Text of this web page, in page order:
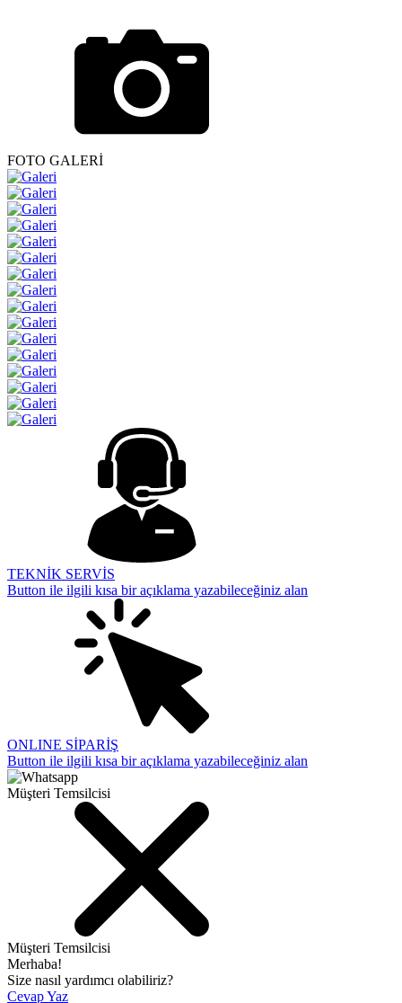
FOTO GALERİ
TEKNİK SERVİS
Button ile ilgili kısa bir açıklama yazabileceğiniz alan
ONLINE SİPARİŞ
Button ile ilgili kısa bir açıklama yazabileceğiniz alan
Müşteri Temsilcisi
Müşteri Temsilcisi
Merhaba!
Size nasıl yardımcı olabiliriz?
Cevap Yaz